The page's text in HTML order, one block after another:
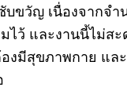
บขวัญ เนื่องจากจ
ไว้ และงานนี้ไม่ส
องมีสุขภาพกาย แ